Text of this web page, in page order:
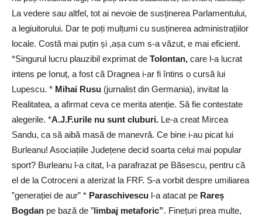
La vedere sau altfel, tot ai nevoie de susținerea Parlamentului,
a legiuitorului. Dar te poți mulțumi cu susținerea administrațiilor
locale. Costă mai puțin și ,așa cum s-a văzut, e mai eficient.
*Singurul lucru plauzibil exprimat de Tolontan, care l-a lucrat
intens pe Ionuț, a fost că Dragnea i-ar fi întins o cursă lui
Lupescu. * Mihai Rusu (jurnalist din Germania), invitat la
Realitatea, a afirmat ceva ce merita atenție. Să fie contestate
alegerile. *A.J.F.urile nu sunt cluburi. Le-a creat Mircea
Sandu, ca să aibă masă de manevră. Ce bine i-au picat lui
Burleanu! Asociațiile Județene decid soarta celui mai popular
sport? Burleanu l-a citat, l-a parafrazat pe Băsescu, pentru că
el de la Cotroceni a aterizat la FRF. S-a vorbit despre umiliarea
”generației de aur” * Paraschivescu l-a atacat pe Rareș
Bogdan pe bază de ”limbaj metaforic”. Finețuri prea multe,